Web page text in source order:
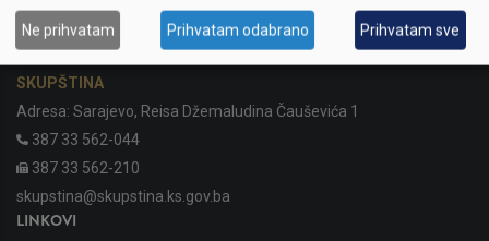
KONTAKTI
SKUPŠTINA
Adresa: Sarajevo, Reisa Džemaludina Čauševića 1
387 33 562-044
387 33 562-210
skupstina@skupstina.ks.gov.ba
LINKOVI
Ne prihvatam Prihvatam odabrano Prihvatam sve